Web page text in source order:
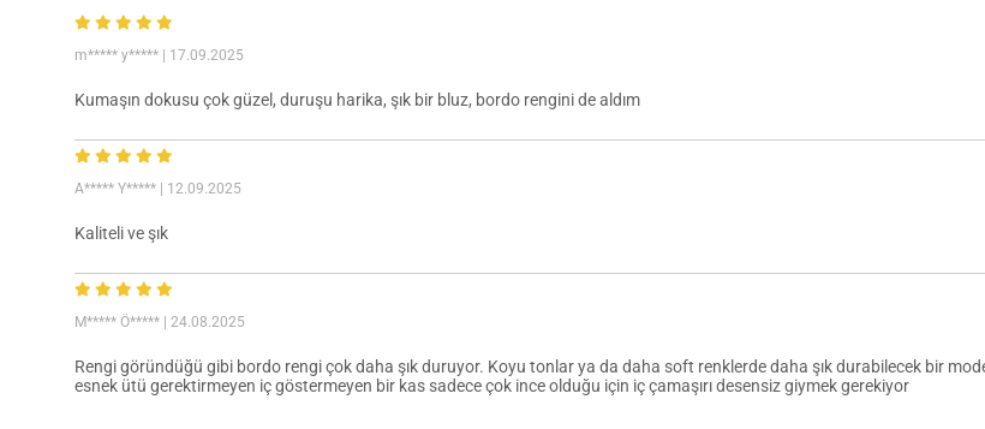
m***** y***** | 17.09.2025
Kumaşın dokusu çok güzel, duruşu harika, şık bir bluz, bordo rengini de aldım
A***** Y***** | 12.09.2025
Kaliteli ve şık
M***** Ö***** | 24.08.2025
Rengi göründüğü gibi bordo rengi çok daha şık duruyor. Koyu tonlar ya da daha soft renklerde daha şık durabilecek bir
esnek ütü gerektirmeyen iç göstermeyen bir kas sadece çok ince olduğu için iç çamaşırı desensiz giymek gerekiyor